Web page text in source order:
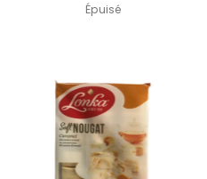
Épuisé